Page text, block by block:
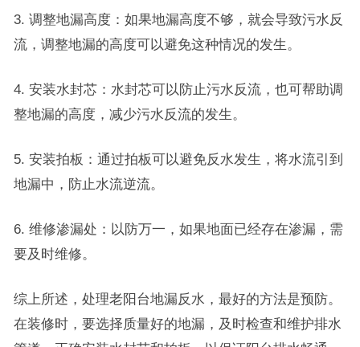
3. 调整地漏高度：如果地漏高度不够，就会导致污水反
流，调整地漏的高度可以避免这种情况的发生。
4. 安装水封芯：水封芯可以防止污水反流，也可帮助调
整地漏的高度，减少污水反流的发生。
5. 安装拍板：通过拍板可以避免反水发生，将水流引到
地漏中，防止水流逆流。
6. 维修渗漏处：以防万一，如果地面已经存在渗漏，需
要及时维修。
综上所述，处理老阳台地漏反水，最好的方法是预防。
在装修时，要选择质量好的地漏，及时检查和维护排水